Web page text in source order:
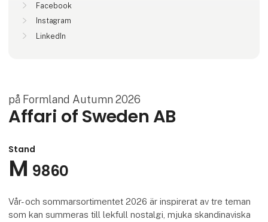
Facebook
Instagram
LinkedIn
på Formland Autumn 2026
Affari of Sweden AB
Stand
M 9860
Vår- och sommarsortimentet 2026 är inspirerat av tre teman
som kan summeras till lekfull nostalgi, mjuka skandinaviska